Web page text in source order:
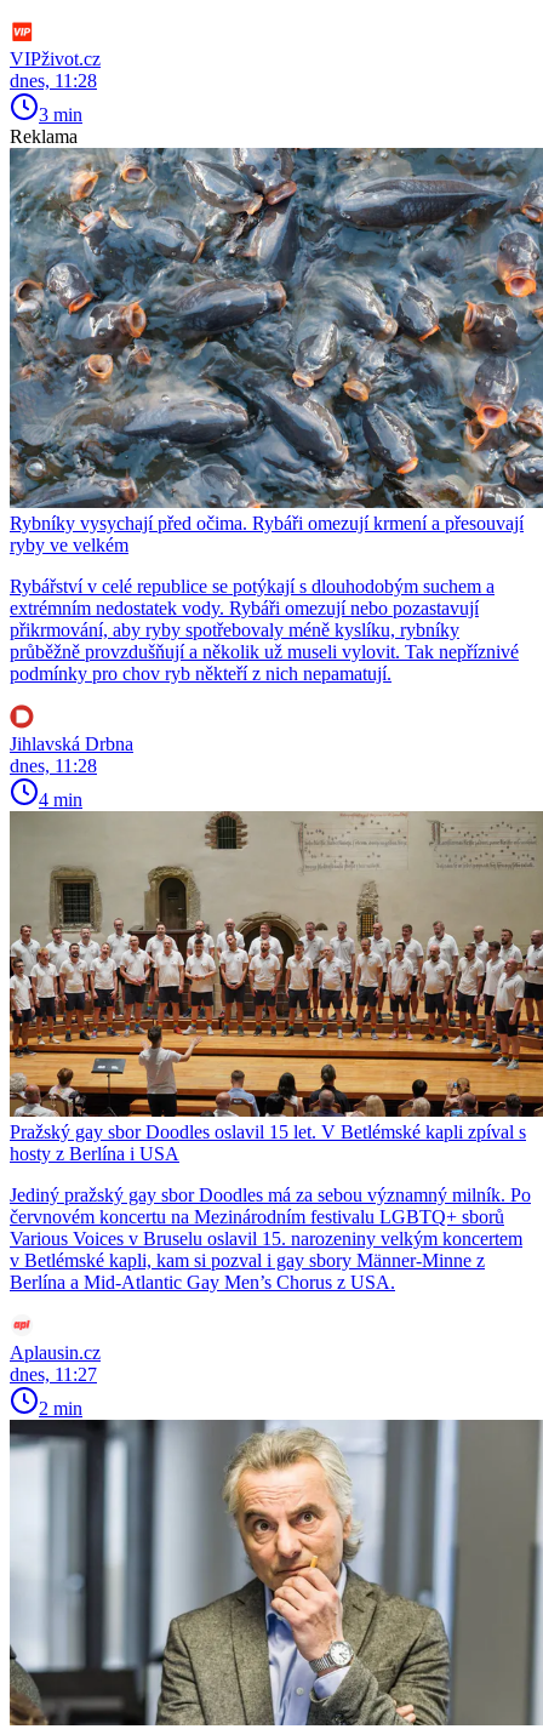
VIPživot.cz
dnes, 11:28
3 min
Reklama
Rybníky vysychají před očima. Rybáři omezují krmení a přesouvají
ryby ve velkém
Rybářství v celé republice se potýkají s dlouhodobým suchem a
extrémním nedostatek vody. Rybáři omezují nebo pozastavují
přikrmování, aby ryby spotřebovaly méně kyslíku, rybníky
průběžně provzdušňují a několik už museli vylovit. Tak nepříznivé
podmínky pro chov ryb někteří z nich nepamatují.
Jihlavská Drbna
dnes, 11:28
4 min
Pražský gay sbor Doodles oslavil 15 let. V Betlémské kapli zpíval s
hosty z Berlína i USA
Jediný pražský gay sbor Doodles má za sebou významný milník. Po
červnovém koncertu na Mezinárodním festivalu LGBTQ+ sborů
Various Voices v Bruselu oslavil 15. narozeniny velkým koncertem
v Betlémské kapli, kam si pozval i gay sbory Männer-Minne z
Berlína a Mid-Atlantic Gay Men’s Chorus z USA.
Aplausin.cz
dnes, 11:27
2 min